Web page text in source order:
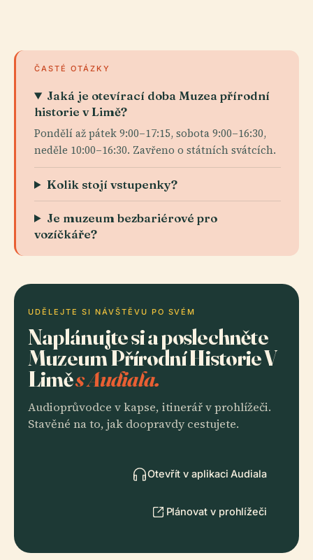
ČASTÉ OTÁZKY
Jaká je otevírací doba Muzea přírodní
historie v Limě?
Pondělí až pátek 9:00–17:15, sobota 9:00–16:30,
neděle 10:00–16:30. Zavřeno o státních svátcích.
Kolik stojí vstupenky?
Je muzeum bezbariérové pro
vozíčkáře?
UDĚLEJTE SI NÁVŠTĚVU PO SVÉM
Naplánujte si a poslechněte
Muzeum Přírodní Historie V
Liměs Audiala.
Audioprůvodce v kapse, itinerář v prohlížeči.
Stavěné na to, jak doopravdy cestujete.
Otevřít v aplikaci Audiala
Plánovat v prohlížeči